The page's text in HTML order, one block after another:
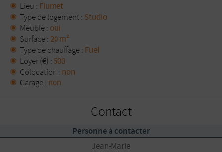
Lieu : Flumet
Type de logement : Studio
Meublé : oui
Surface : 20 m²
Type de chauffage : Fuel
Loyer (€) : 500
Colocation : non
Garage : non
Contact
Personne à contacter
Jean-Marie